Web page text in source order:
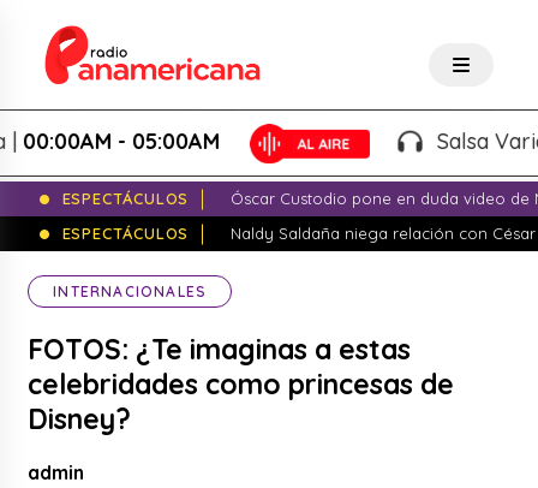
- 05:00AM Salsa
ESPECTÁCULOS
Óscar Custodio pone en duda video de
ESPECTÁCULOS
Naldy Saldaña niega relación con
INTERNACIONALES
FOTOS: ¿Te imaginas a estas
celebridades como princesas de
Disney?
admin